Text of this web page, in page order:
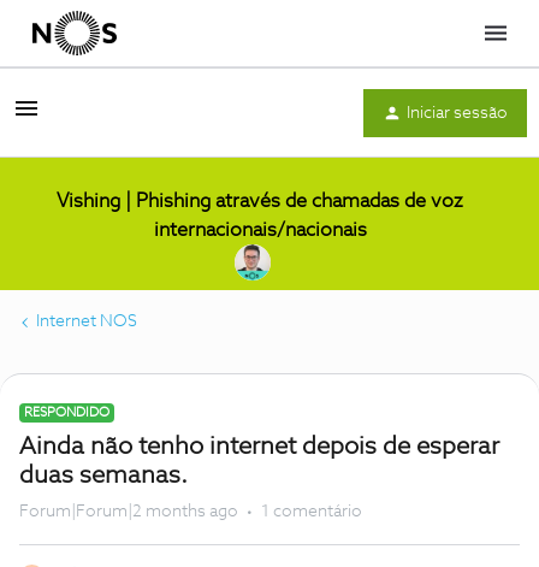
Menu
Iniciar sessão
Vishing | Phishing através de chamadas de voz
internacionais/nacionais
Internet NOS
RESPONDIDO
Ainda não tenho internet depois de esperar
duas semanas.
Forum|Forum|2 months ago 1 comentário